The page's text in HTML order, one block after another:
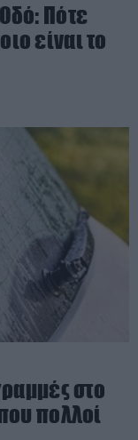
Πότε
είναι το
στο
πολλοί